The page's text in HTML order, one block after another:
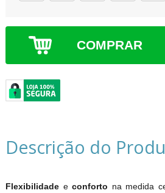
COMPRAR
Descrição do
Flexibilidadeeconforto na medida